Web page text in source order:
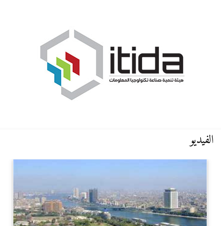
الفيديو